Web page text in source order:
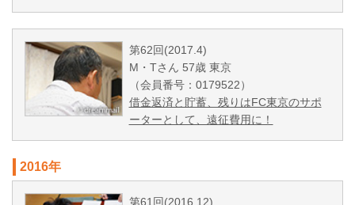
第62回(2017.4)
M・Tさん 57歳 東京
（会員番号：0179522）
借金返済と貯蓄、残りはFC東京のサポ
ーターとして、遠征費用に！
2016年
第61回(2016.12)